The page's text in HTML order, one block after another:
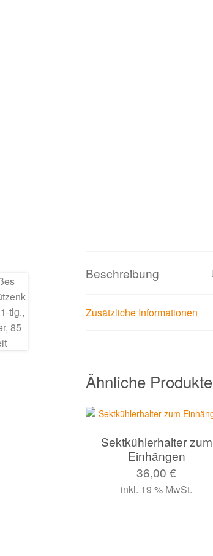
Beschreibung
Zusätzliche Informationen
Ähnliche Produkte
Sektkühlerhalter zum
Einhängen
36,00€
inkl. 19 % MwSt.